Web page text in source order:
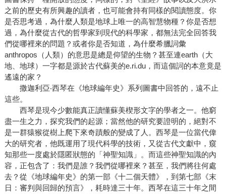
之前的歷史有所興趣的讀者，也可能會持有同樣的閱讀態度。你
是否思考過，為什麼人類是地球上唯一的高智慧物種？你是否想
過，為什麼從古代的哲學家到現代的科學家，都無法完全回答我
們從哪裡來的問題？或者你是否知道，為什麼希臘詞彙
anthropos（人類）的意思是總是仰望的生物？甚至連earth（大
地、地球）一字都是源於古代蘇美的e.ri.du，而這個詞的本意竟是
遙遠的家？
撒迦利亞‧西琴在《地球編年史》系列圖書中回答的，遠不止
這些。
西琴是現今少數能真正讀懂蘇美楔形文字的學者之一。他窮
盡一生之力，探究我們的起源；當然他的研究要證明的，絕對不
是一群猿猴從樹上爬下來奇蹟般的變成了人。西琴是一位當代偉
大的研究者，他既運用了現代科學的技術，又從古代文獻中，窺
知那些一度處於隱匿狀態的「神聖知識」。而這些神聖知識的內
容，正包含了：我們是誰？我們從哪裡來？甚至，我們將往何處
去？從《地球編年史》的第一部《十二個天體》，到第七部《末
日：審判與回歸的預言》，耗時達三十年。西琴在這三十年之間